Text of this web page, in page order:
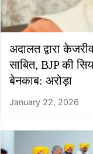
अदालत द्वारा
साबित, BJP की
बेनकाब: अरोड़ा
January 22, 2026